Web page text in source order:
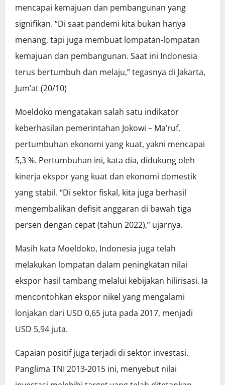
mencapai kemajuan dan pembangunan yang
signifikan. “Di saat pandemi kita bukan hanya
menang, tapi juga membuat lompatan-lompatan
kemajuan dan pembangunan. Saat ini Indonesia
terus bertumbuh dan melaju,” tegasnya di Jakarta,
Jum’at (20/10)
Moeldoko mengatakan salah satu indikator
keberhasilan pemerintahan Jokowi – Ma’ruf,
pertumbuhan ekonomi yang kuat, yakni mencapai
5,3 %. Pertumbuhan ini, kata dia, didukung oleh
kinerja ekspor yang kuat dan ekonomi domestik
yang stabil. “Di sektor fiskal, kita juga berhasil
mengembalikan defisit anggaran di bawah tiga
persen dengan cepat (tahun 2022),” ujarnya.
Masih kata Moeldoko, Indonesia juga telah
melakukan lompatan dalam peningkatan nilai
ekspor hasil tambang melalui kebijakan hilirisasi. Ia
mencontohkan ekspor nikel yang mengalami
lonjakan dari USD 0,65 juta pada 2017, menjadi
USD 5,94 juta.
Capaian positif juga terjadi di sektor investasi.
Panglima TNI 2013-2015 ini, menyebut nilai